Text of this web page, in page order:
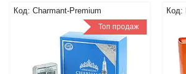
Charmant-Premium
Топ продаж